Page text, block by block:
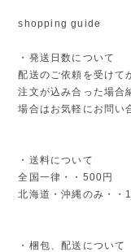
shopping guide
・発送日数について
配送のご依頼を受けて
注文が込み合った場合
場合はお気軽にお問い
・送料について
全国一律・・500円
北海道・沖縄のみ・・
・梱包、配送について